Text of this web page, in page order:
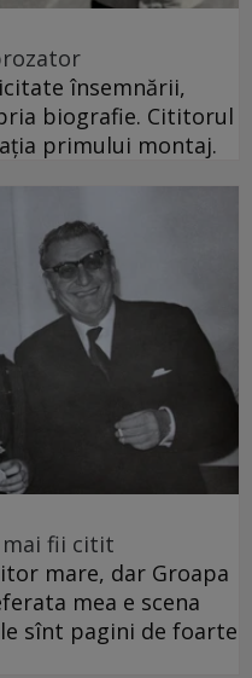
însemnării,
biografie. Cititorul
primului montaj.
mai fii citit
mare, dar Groapa
mea e scena
sînt pagini de foarte